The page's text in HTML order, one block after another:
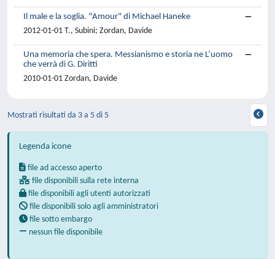
Il male e la soglia. "Amour" di Michael Haneke
2012-01-01 T., Subini; Zordan, Davide
Una memoria che spera. Messianismo e storia ne L’uomo
che verrà di G. Diritti
2010-01-01 Zordan, Davide
Mostrati risultati da 3 a 5 di 5
Legenda icone
file ad accesso aperto
file disponibili sulla rete interna
file disponibili agli utenti autorizzati
file disponibili solo agli amministratori
file sotto embargo
nessun file disponibile